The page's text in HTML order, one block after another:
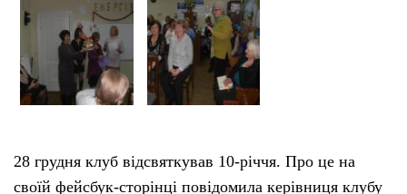
28 грудня клуб відсвяткував 10-річчя. Про це на
своїй фейсбук-сторінці повідомила керівниця клубу